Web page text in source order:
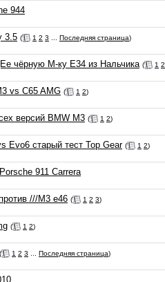
944
3.5 ( 1 2 3 Последняя страница)
чёрную М-ку Е34 из Нальчика ( 1 2
vs C65 AMG ( 1 2)
версий BMW M3 ( 1 2)
Evo6 старый тест Top Gear ( 1 2)
911 Carrera
///М3 е46 ( 1 2 3)
( 1 2)
( 1 2 3 Последняя страница)